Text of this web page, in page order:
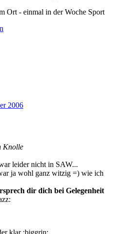
Ort - einmal in der Woche Sport
2006
Knolle
leider nicht in SAW...
ja wohl ganz witzig =) wie ich
dir dich bei Gelegenheit
klar :biggrin: